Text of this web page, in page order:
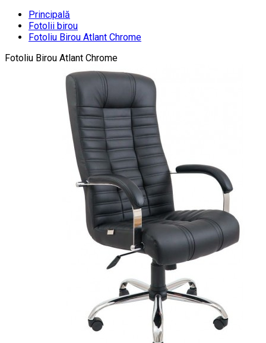
Principală
Fotolii birou
Fotoliu Birou Atlant Chrome
Fotoliu Birou Atlant Chrome